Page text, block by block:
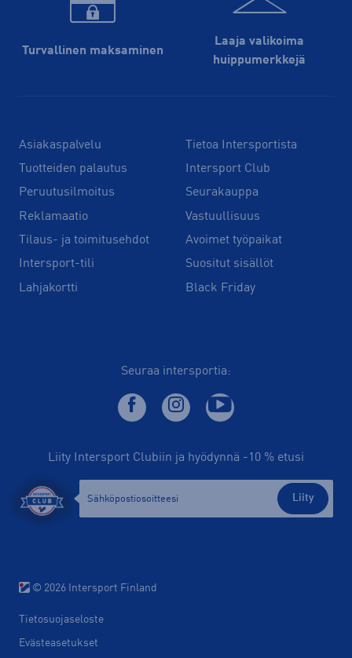
Turvallinen maksaminen
Laaja valikoima
huippu­merkkejä
Asiakaspalvelu
Tuotteiden palautus
Peruutusilmoitus
Reklamaatio
Tilaus- ja toimitusehdot
Intersport-tili
Lahjakortti
Tietoa Intersportista
Intersport Club
Seurakauppa
Vastuullisuus
Avoimet työpaikat
Suositut sisällöt
Black Friday
Seuraa intersportia:
Liity Intersport Clubiin ja hyödynnä -10 % etusi
Liity
© 2026 Intersport Finland
Tietosuojaseloste
Evästeasetukset